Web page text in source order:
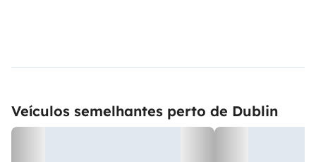
Veículos semelhantes perto de Dublin